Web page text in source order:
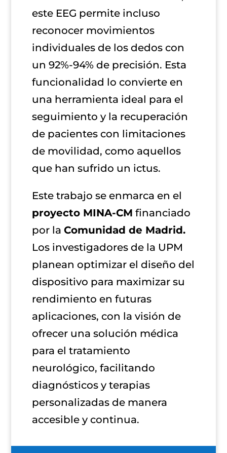
este EEG permite incluso
reconocer movimientos
individuales de los dedos con
un 92%-94% de precisión. Esta
funcionalidad lo convierte en
una herramienta ideal para el
seguimiento y la recuperación
de pacientes con limitaciones
de movilidad, como aquellos
que han sufrido un ictus.
Este trabajo se enmarca en el
proyecto MINA-CM financiado
por la Comunidad de Madrid.
Los investigadores de la UPM
planean optimizar el diseño del
dispositivo para maximizar su
rendimiento en futuras
aplicaciones, con la visión de
ofrecer una solución médica
para el tratamiento
neurológico, facilitando
diagnósticos y terapias
personalizadas de manera
accesible y continua.